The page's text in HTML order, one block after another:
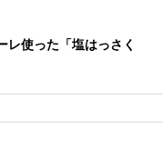
レ使った「塩はっさく